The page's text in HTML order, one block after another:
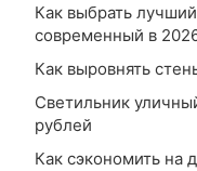
Как выбрать
современный в
Как выровнять
Светильник
рублей
Как сэкономить на